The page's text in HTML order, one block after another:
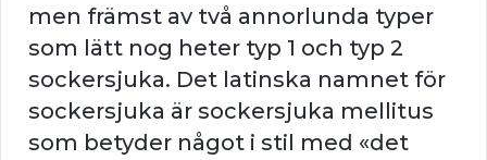
men främst av två annorlunda typer
som lätt nog heter typ 1 och typ 2
sockersjuka. Det latinska namnet för
sockersjuka är sockersjuka mellitus
som betyder något i stil med «det